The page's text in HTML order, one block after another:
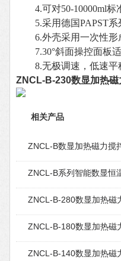
4.可对50-10000ml标
5.采用德国PAPST系
6.外壳采用一次性形
7.30°斜面操控面板适
8.无极调速，低速平
ZNCL-B-230数显加热磁
相关产品
ZNCL-B数显加热磁力搅
ZNCL-B系列智能数显恒
ZNCL-B-280数显加热磁
ZNCL-B-180数显加热磁
ZNCL-B-140数显加热磁